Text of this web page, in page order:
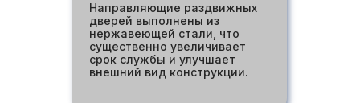
Направляющие раздвижных
дверей выполнены из
нержавеющей стали, что
существенно увеличивает
срок службы и улучшает
внешний вид конструкции.